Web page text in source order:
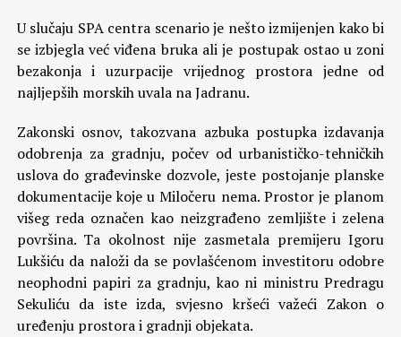
U slučaju SPA centra scenario je nešto izmijenjen kako bi
se izbjegla već viđena bruka ali je postupak ostao u zoni
bezakonja i uzurpacije vrijednog prostora jedne od
najljepših morskih uvala na Jadranu.
Zakonski osnov, takozvana azbuka postupka izdavanja
odobrenja za gradnju, počev od urbanističko-tehničkih
uslova do građevinske dozvole, jeste postojanje planske
dokumentacije koje u Miločeru nema. Prostor je planom
višeg reda označen kao neizgrađeno zemljište i zelena
površina. Ta okolnost nije zasmetala premijeru Igoru
Lukšiću da naloži da se povlašćenom investitoru odobre
neophodni papiri za gradnju, kao ni ministru Predragu
Sekuliću da iste izda, svjesno kršeći važeći Zakon o
uređenju prostora i gradnji objekata.